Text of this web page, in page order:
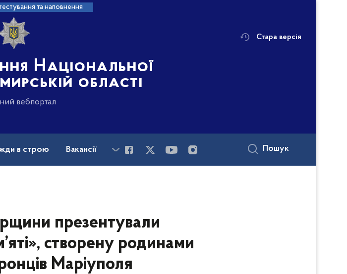
та наповнення
Національної
області
вебпортал
Стара версія
в строю Вакансії Пошук
презентували
створену родинами
Маріуполя